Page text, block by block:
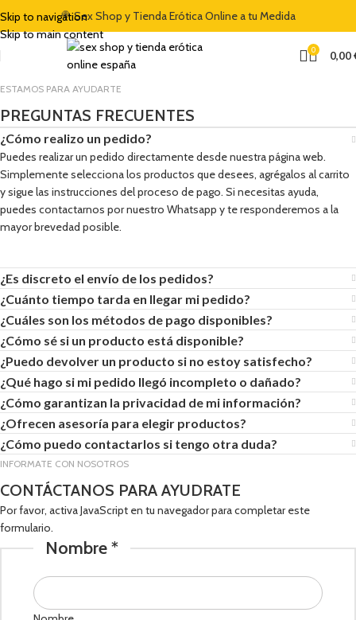
Skip to navigation
Skip to main content
🍭 Sex Shop y Tienda Erótica Online a tu Medida
0 0,00
ESTAMOS PARA AYUDARTE
PREGUNTAS FRECUENTES
¿Cómo realizo un pedido?
Puedes realizar un pedido directamente desde nuestra página web.
Simplemente selecciona los productos que desees, agrégalos al carrito
y sigue las instrucciones del proceso de pago. Si necesitas ayuda,
puedes contactarnos por nuestro Whatsapp y te responderemos a la
mayor brevedad posible.
¿Es discreto el envío de los pedidos?
¿Cuánto tiempo tarda en llegar mi pedido?
¿Cuáles son los métodos de pago disponibles?
¿Cómo sé si un producto está disponible?
¿Puedo devolver un producto si no estoy satisfecho?
¿Qué hago si mi pedido llegó incompleto o dañado?
¿Cómo garantizan la privacidad de mi información?
¿Ofrecen asesoría para elegir productos?
¿Cómo puedo contactarlos si tengo otra duda?
INFORMATE CON NOSOTROS
CONTÁCTANOS PARA AYUDRATE
Por favor, activa JavaScript en tu navegador para completar este
formulario.
Nombre*
🏷️ CUPÓN DE DESCUENTO DE BIENVENIDA DEL 5% CON EL CÓDIGO